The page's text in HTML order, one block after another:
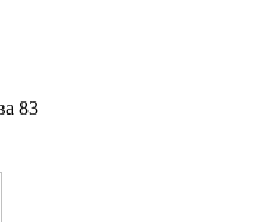
83